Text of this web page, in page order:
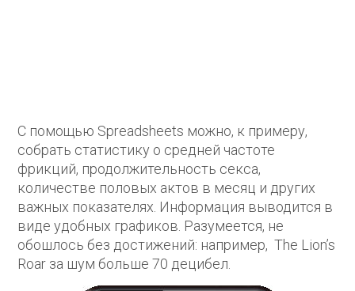
С помощью Spreadsheets можно, к примеру,
собрать статистику о средней частоте
фрикций, продолжительность секса,
количестве половых актов в месяц и других
важных показателях. Информация выводится в
виде удобных графиков. Разумеется, не
обошлось без достижений: например, The Lion’s
Roar за шум больше 70 децибел.